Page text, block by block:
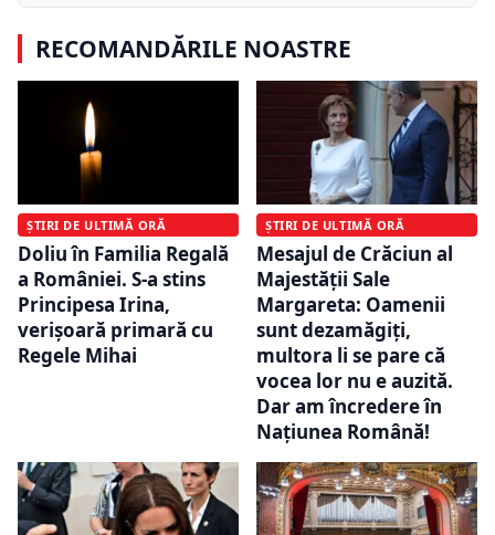
RECOMANDĂRILE NOASTRE
ȘTIRI DE ULTIMĂ ORĂ
Doliu în Familia Regală
a României. S-a stins
Principesa Irina,
verișoară primară cu
Regele Mihai
ȘTIRI DE ULTIMĂ ORĂ
Mesajul de Crăciun al
Majestății Sale
Margareta: Oamenii
sunt dezamăgiți,
multora li se pare că
vocea lor nu e auzită.
Dar am încredere în
Națiunea Română!